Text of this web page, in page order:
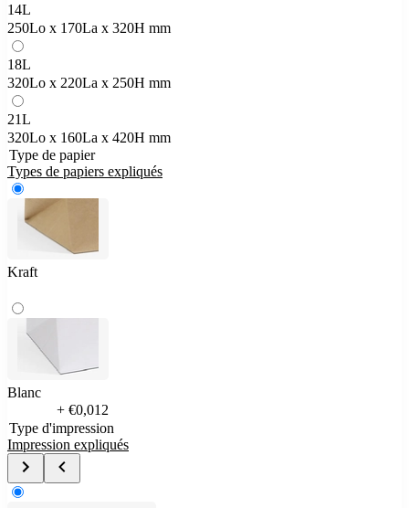
14L
250Lo x 170La x 320H mm
18L
320Lo x 220La x 250H mm
21L
320Lo x 160La x 420H mm
Type de papier
Types de papiers expliqués
Kraft
Blanc
+ €0,012
Type d'impression
Impression expliqués